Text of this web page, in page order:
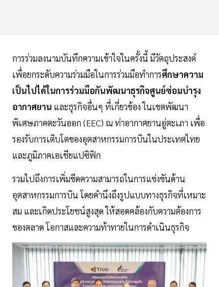
การร่วมลงนามบันทึกความเข้าใจในครั้งนี้ มีวัตถุประสงค์
เพื่อยกระดับความร่วมมือในการร่วมมือทำการศึกษาความ
เป็นไปได้ในการร่วมมือกันพัฒนาธุรกิจศูนย์ซ่อมบำรุง
อากาศยาน และธุรกิจอื่นๆ ที่เกี่ยวข้อง ในเขตพัฒนา
พิเศษภาคตะวันออก (EEC) ณ ท่าอากาศยานอู่ตะเภา เพื่อ
รองรับการเติบโตของอุตสาหกรรมการบินในประเทศไทย
และภูมิภาคเอเชียแปซิฟิก
รวมไปถึงการเพิ่มขีดความสามารถในการแข่งขันด้าน
อุตสาหกรรมการบิน โดยคำนึงถึงรูปแบบทางธุรกิจที่เหมาะ
สม และเกิดประโยชน์สูงสุด ให้สอดคล้องกับความต้องการ
ของตลาด โอกาสและความท้าทายในการดำเนินธุรกิจ